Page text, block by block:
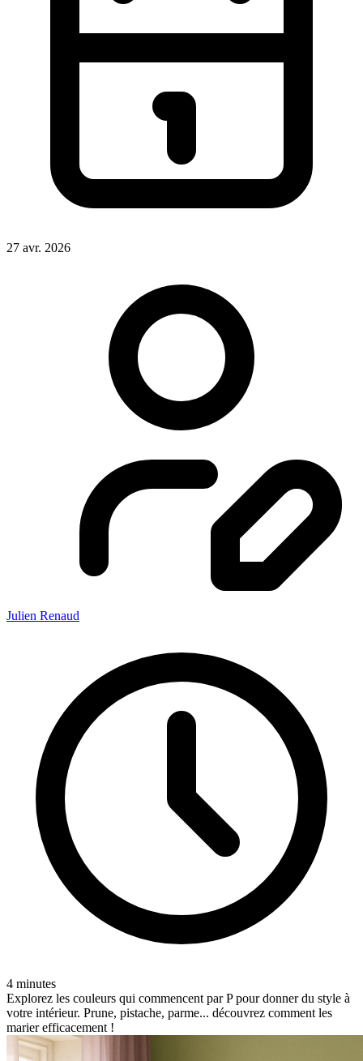
27 avr. 2026
Julien Renaud
4 minutes
Explorez les couleurs qui commencent par P pour donner du style à
votre intérieur. Prune, pistache, parme... découvrez comment les
marier efficacement !